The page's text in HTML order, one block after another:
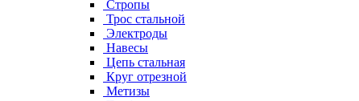
Стропы
Трос стальной
Электроды
Навесы
Цепь стальная
Круг отрезной
Метизы